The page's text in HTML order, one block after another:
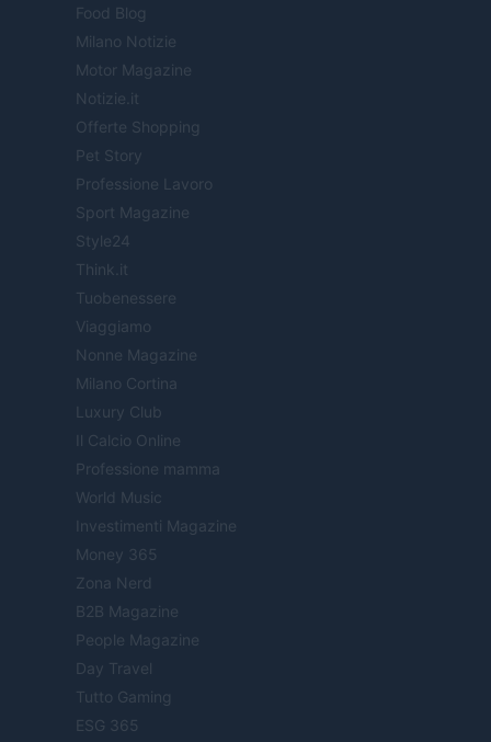
Food Blog
Milano Notizie
Motor Magazine
Notizie.it
Offerte Shopping
Pet Story
Professione Lavoro
Sport Magazine
Style24
Think.it
Tuobenessere
Viaggiamo
Nonne Magazine
Milano Cortina
Luxury Club
Il Calcio Online
Professione mamma
World Music
Investimenti Magazine
Money 365
Zona Nerd
B2B Magazine
People Magazine
Day Travel
Tutto Gaming
ESG 365